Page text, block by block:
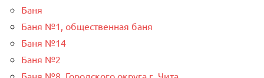
Баня
Баня №1, общественная баня
Баня №14
Баня №2